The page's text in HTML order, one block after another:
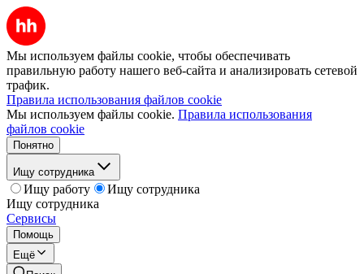
Мы используем файлы cookie, чтобы обеспечивать
правильную работу нашего веб-сайта и анализировать сетевой
трафик.
Правила использования файлов cookie
Мы используем файлы cookie. Правила использования
файлов cookie
Понятно
Ищу сотрудника
Ищу работу
Ищу сотрудника
Ищу сотрудника
Сервисы
Помощь
Ещё